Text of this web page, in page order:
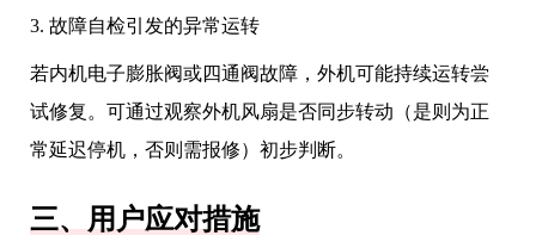
3. 故障自检引发的异常运转
若内机电子膨胀阀或四通阀故障，外机可能持续运转尝
试修复。可通过观察外机风扇是否同步转动（是则为正
常延迟停机，否则需报修）初步判断。
三、用户应对措施